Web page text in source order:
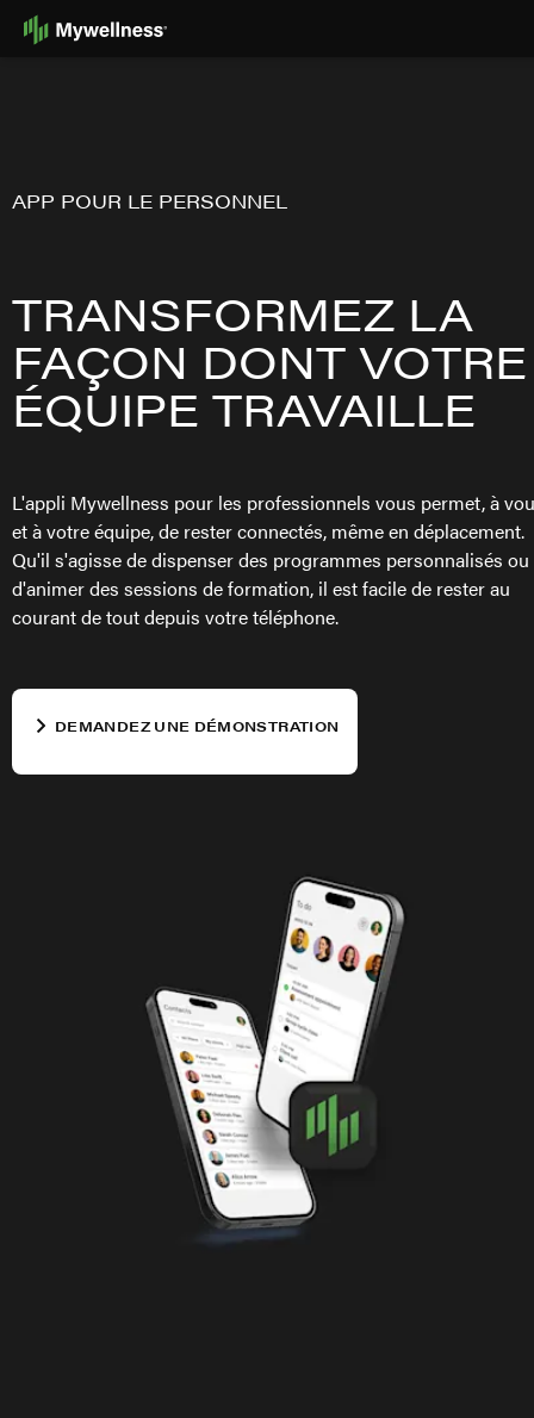
Skip
APP POUR LE PERSONNEL
TRANSFORMEZ LA
FAÇON DONT VOTRE
ÉQUIPE TRAVAILLE
L'appli Mywellness pour les professionnels vous permet, à
et à votre équipe, de rester connectés, même en déplacement.
Qu'il s'agisse de dispenser des programmes personnalisés ou
d'animer des sessions de formation, il est facile de rester au
courant de tout depuis votre téléphone.
DEMANDEZ UNE DÉMONSTRATION